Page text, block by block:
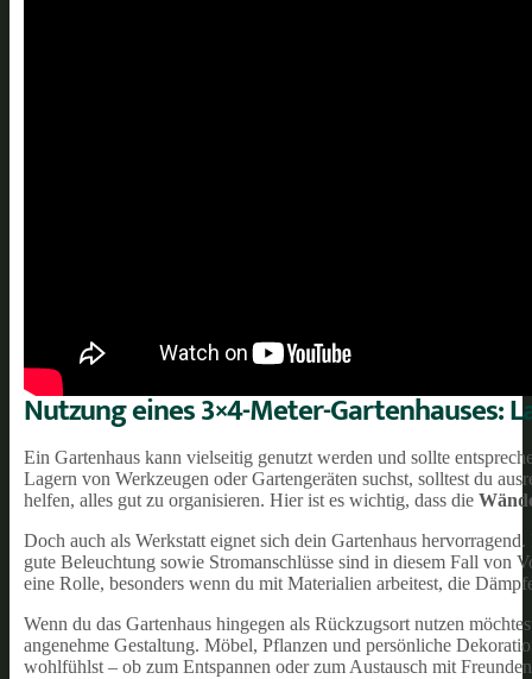
Nutzung eines 3×4-Meter-Gartenhauses:
Ein Gartenhaus kann vielseitig genutzt werden und sollte
Lagern von Werkzeugen oder Gartengeräten suchst, solltest du
helfen, alles gut zu organisieren. Hier ist es wichtig, dass die
Doch auch als Werkstatt eignet sich dein Gartenhaus
gute Beleuchtung sowie Stromanschlüsse sind in diesem Fall von
eine Rolle, besonders wenn du mit Materialien arbeitest, die
Wenn du das Gartenhaus hingegen als Rückzugsort nutzen
angenehme Gestaltung. Möbel, Pflanzen und persönliche
wohlfühlst – ob zum Entspannen oder zum Austausch mit